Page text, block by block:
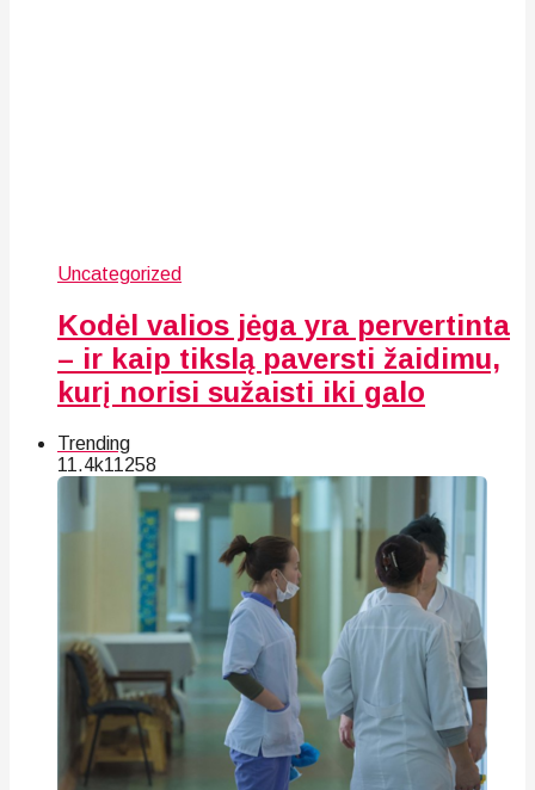
Uncategorized
Kodėl valios jėga yra pervertinta
– ir kaip tikslą paversti žaidimu,
kurį norisi sužaisti iki galo
Trending
11.4k11258